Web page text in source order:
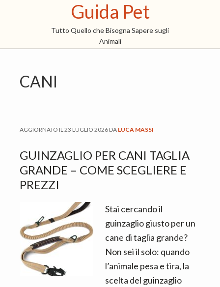
p
o
n
c
o
n
t
t
p
o
m
a
r
y
s
e
b
a
p
o
t
e
r
Guida Pet
Tutto Quello che Bisogna Sapere sugli
Animali
CANI
AGGIORNATO IL23 LUGLIO 2026 DA LUCA MASSI
GUINZAGLIO PER CANI TAGLIA
GRANDE​ – COME SCEGLIERE E
PREZZI
Stai cercando il
guinzaglio giusto per un
cane di taglia grande?
Non sei il solo: quando
l’animale pesa e tira, la
scelta del guinzaglio